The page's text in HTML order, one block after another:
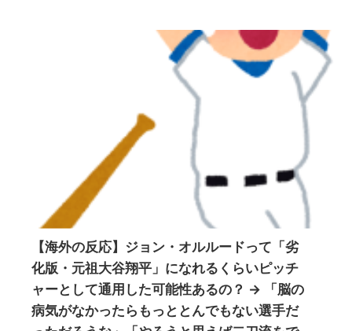
【海外の反応】ジョン・オルルードって「劣
化版・元祖大谷翔平」になれるくらいピッチ
ャーとして通用した可能性あるの？ → 「脳の
病気がなかったらもっととんでもない選手だ